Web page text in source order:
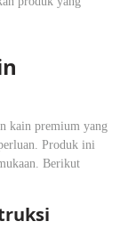
kain premium yang
Produk ini
Berikut